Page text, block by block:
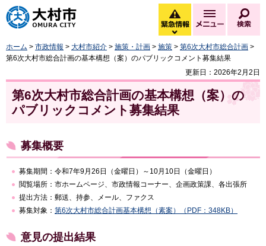
大村市
緊急情報
緊急情報を開く
メニュー
ホーム > 市政情報 > 大村市紹介 > 施策・計画 > 施策 > 第6次大村市総合計画 >
第6次大村市総合計画の基本構想（案）のパブリックコメント募集結果
更新日：2026年2月2日
第6次大村市総合計画の基本構想（案）の
パブリックコメント募集結果
募集概要
募集期間：令和7年9月26日（金曜日）～10月10日（金曜日）
閲覧場所：市ホームページ、市政情報コーナー、企画政策課、各出張所
提出方法：郵送、持参、メール、ファクス
募集対象： 第6次大村市総合計画基本構想（素案）（PDF：348KB）
意見の提出結果